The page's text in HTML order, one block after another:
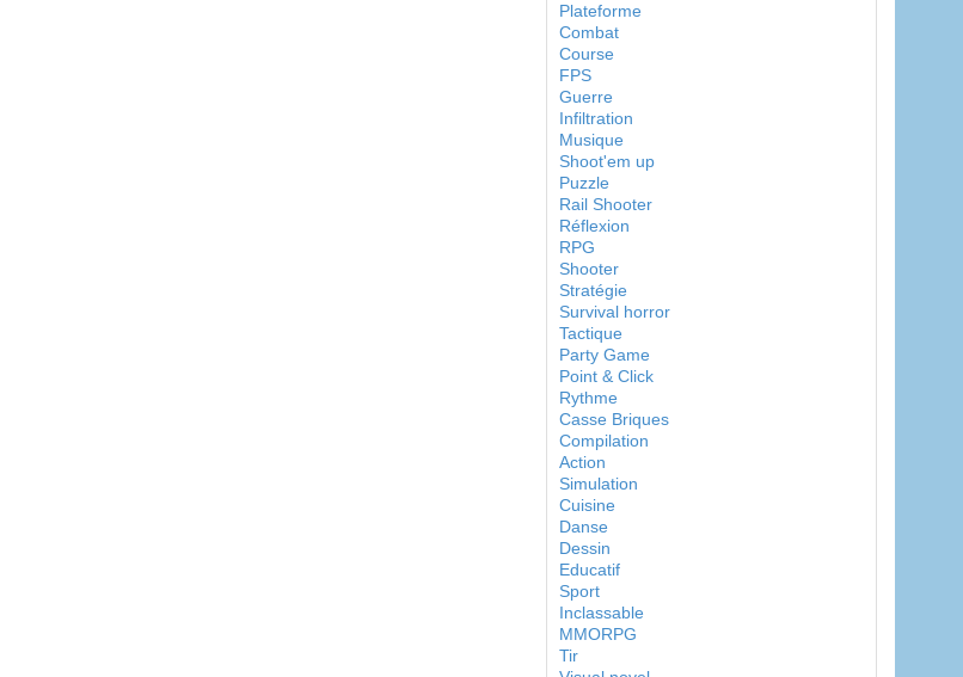
Plateforme
Combat
Course
FPS
Guerre
Infiltration
Musique
Shoot'em up
Puzzle
Rail Shooter
Réflexion
RPG
Shooter
Stratégie
Survival horror
Tactique
Party Game
Point & Click
Rythme
Casse Briques
Compilation
Action
Simulation
Cuisine
Danse
Dessin
Educatif
Sport
Inclassable
MMORPG
Tir